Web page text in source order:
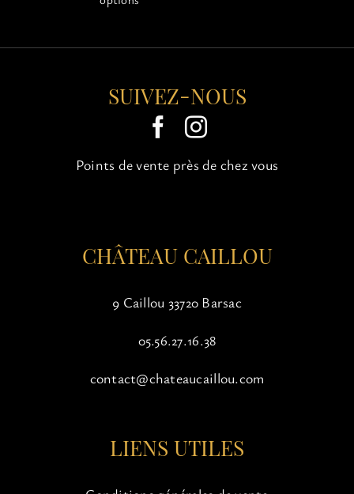
variations.
options
peuvent
être
choisies
la
SUIVEZ-NOUS
Points de vente près de chez vous
CHÂTEAU CAILLOU
9 Caillou 33720 Barsac
05.56.27.16.38
contact@chateaucaillou.com
LIENS UTILES